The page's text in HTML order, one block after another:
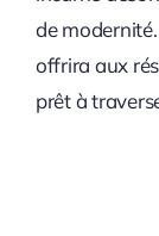
de
offrira aux
prêt à